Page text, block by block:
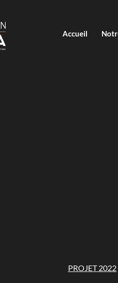
Accueil
PROJET 2022